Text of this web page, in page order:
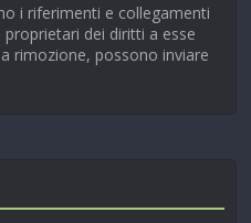
i riferimenti e collegamenti
dei diritti a esse
rimozione, possono inviare